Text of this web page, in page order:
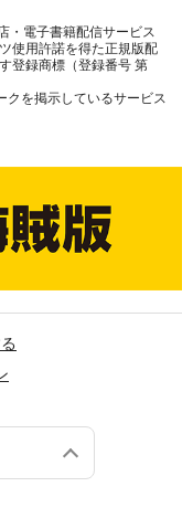
・電子書籍配信サービス
使用許諾を得た正規版配
登録商標（登録番号 第
クを掲示しているサービス